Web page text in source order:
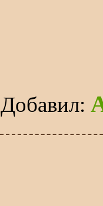
Добавил: